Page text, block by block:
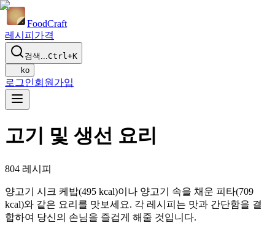
FoodCraft
레시피 가격
검색...Ctrl+K
ko
로그인회원가입
고기 및 생선 요리
804 레시피
양고기 시크 케밥(495 kcal)이나 양고기 속을 채운 피타(709
kcal)와 같은 요리를 맛보세요. 각 레시피는 맛과 간단함을 결
합하여 당신의 손님을 즐겁게 해줄 것입니다.